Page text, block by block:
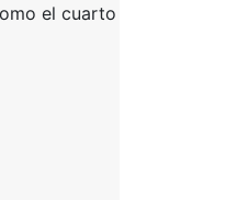
el cuarto